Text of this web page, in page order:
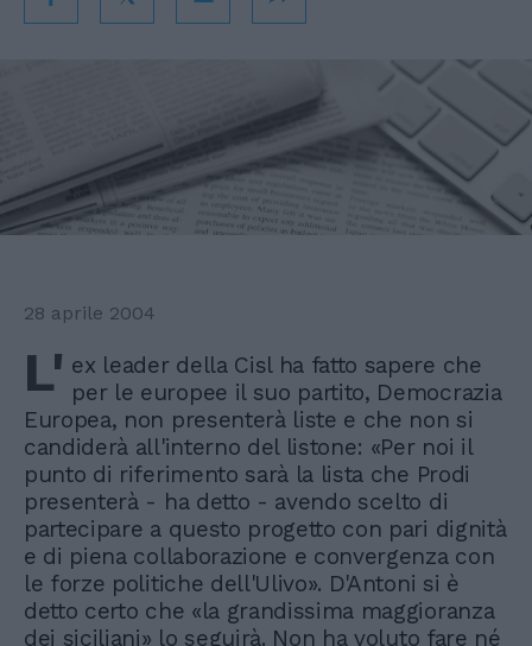
28 aprile 2004
L' ex leader della Cisl ha fatto sapere che
per le europee il suo partito, Democrazia
Europea, non presenterà liste e che non si
candiderà all'interno del listone: «Per noi il
punto di riferimento sarà la lista che Prodi
presenterà - ha detto - avendo scelto di
partecipare a questo progetto con pari dignità
e di piena collaborazione e convergenza con
le forze politiche dell'Ulivo». D'Antoni si è
detto certo che «la grandissima maggioranza
dei siciliani» lo seguirà. Non ha voluto fare né